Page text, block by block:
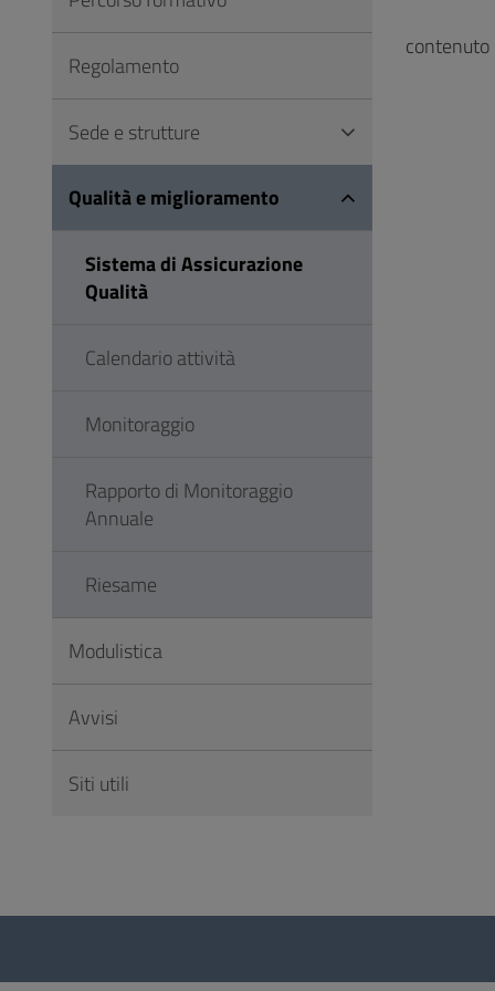
FooterRegolamento
Sede e strutture
Qualità e miglioramento
Sistema di Assicurazione
Qualità
Calendario attività
Monitoraggio
Rapporto di Monitoraggio
Annuale
Riesame
Modulistica
Avvisi
Siti utili
Questionario